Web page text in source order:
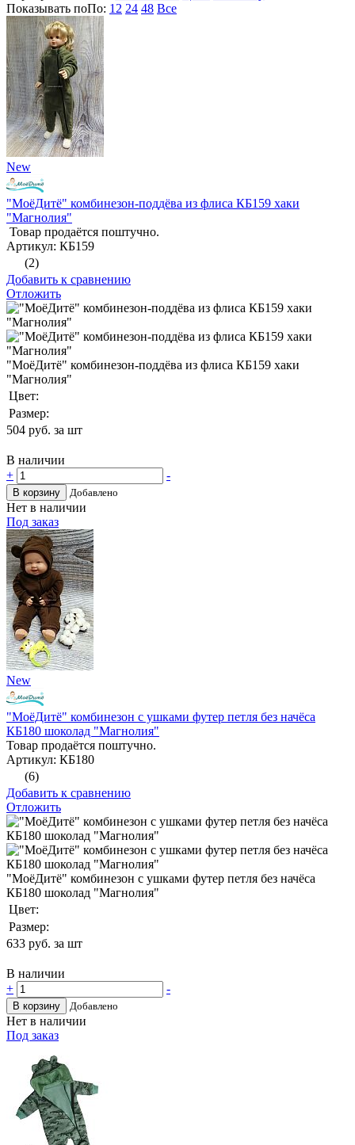
Показывать поПо: 12 24 48 Все
New
"МоёДитё" комбинезон-поддёва из флиса КБ159 хаки
"Магнолия"
Товар продаётся поштучно.
Артикул: КБ159
(2)
Добавить к сравнению
Отложить
"МоёДитё" комбинезон-поддёва из флиса КБ159 хаки
"Магнолия"
Цвет:
Размер:
504 руб. за шт
В наличии
+
-
В корзину Добавлено
Нет в наличии
Под заказ
New
"МоёДитё" комбинезон с ушками футер петля без начёса
КБ180 шоколад "Магнолия"
Товар продаётся поштучно.
Артикул: КБ180
(6)
Добавить к сравнению
Отложить
"МоёДитё" комбинезон с ушками футер петля без начёса
КБ180 шоколад "Магнолия"
Цвет:
Размер:
633 руб. за шт
В наличии
+
-
В корзину Добавлено
Нет в наличии
Под заказ